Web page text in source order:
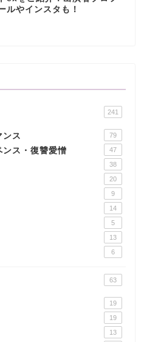
ルやインスタも！
241
ンス 79
ンス・復讐愛憎 47
38
20
9
14
5
13
6
63
19
19
13